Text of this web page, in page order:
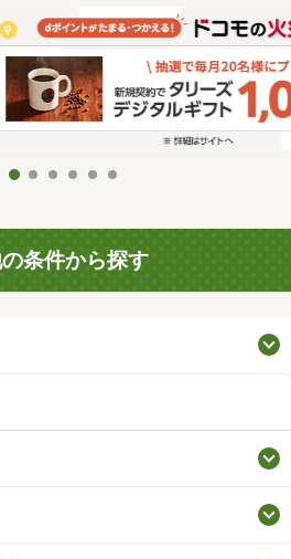
条件から探す